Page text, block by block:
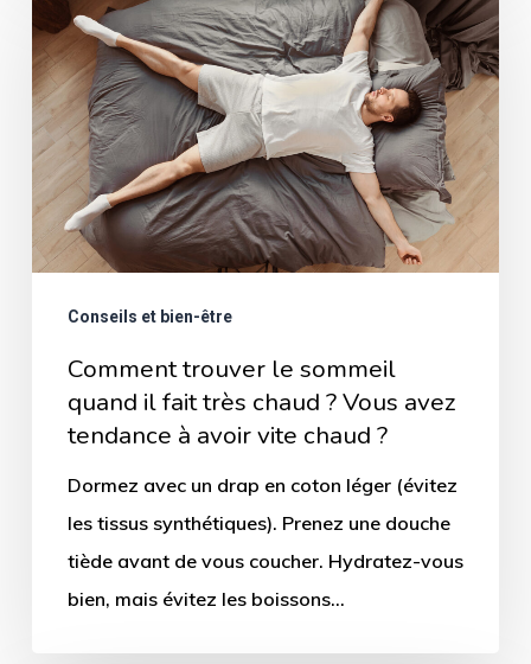
trouver
le
sommeil
quand
il
fait
très
Vous
avez
tendance
avoir
chaud
Conseils et bien-être
Comment trouver le sommeil
quand il fait très chaud ? Vous avez
tendance à avoir vite chaud ?
Dormez avec un drap en coton léger (évitez
les tissus synthétiques). Prenez une douche
tiède avant de vous coucher. Hydratez-vous
bien, mais évitez les boissons…